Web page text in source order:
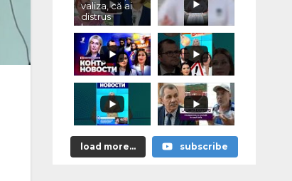
valiza, că ai
distrus
lumea, cu
«vremurile
astea bune”
load more... subscribe